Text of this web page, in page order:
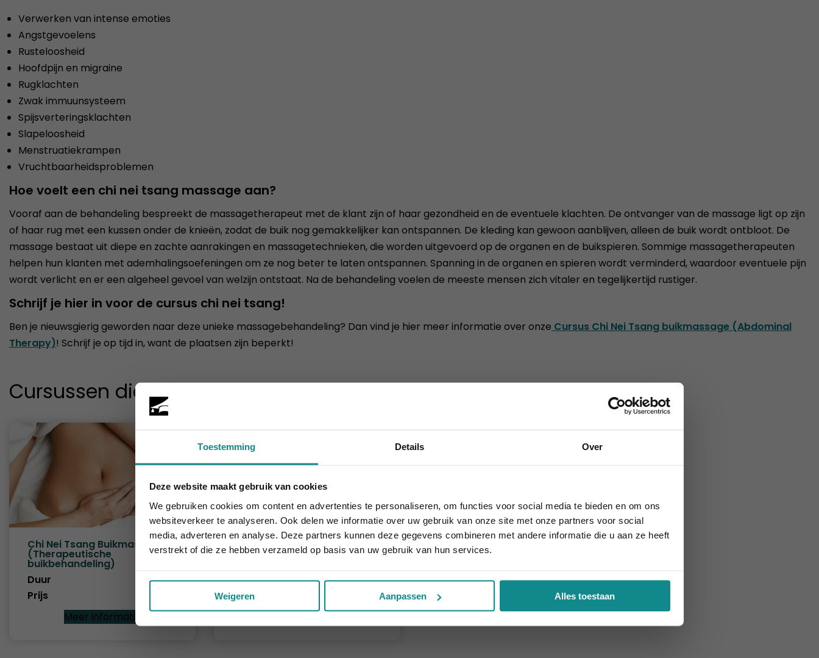
Toestemming Details Over
Deze website maakt gebruik van cookies
We gebruiken cookies om content en advertenties te personaliseren, om functies voor social media te bieden en om ons
websiteverkeer te analyseren. Ook delen we informatie over uw gebruik van onze site met onze partners voor social
media, adverteren en analyse. Deze partners kunnen deze gegevens combineren met andere informatie die u aan ze heeft
verstrekt of die ze hebben verzameld op basis van uw gebruik van hun services.
Weigeren Aanpassen Alles toestaan
Verwerken van intense emoties
Angstgevoelens
Rusteloosheid
Hoofdpijn en migraine
Rugklachten
Zwak immuunsysteem
Spijsverteringsklachten
Slapeloosheid
Menstruatiekrampen
Vruchtbaarheidsproblemen
Hoe voelt een chi nei tsang massage aan?
Vooraf aan de behandeling bespreekt de massagetherapeut met de klant zijn of haar gezondheid en de eventuele klachten. De ontvanger van de massage ligt op zijn
of haar rug met een kussen onder de knieën, zodat de buik nog gemakkelijker kan ontspannen. De kleding kan gewoon aanblijven, alleen de buik wordt ontbloot. De
massage bestaat uit diepe en zachte aanrakingen en massagetechnieken, die worden uitgevoerd op de organen en de buikspieren. Sommige massagetherapeuten
helpen hun klanten met ademhalingsoefeningen om ze nog beter te laten ontspannen. Spanning in de organen en spieren wordt verminderd, waardoor eventuele pijn
wordt verlicht en er een algeheel gevoel van welzijn ontstaat. Na de behandeling voelen de meeste mensen zich vitaler en tegelijkertijd rustiger.
Schrijf je hier in voor de cursus chi nei tsang!
Ben je nieuwsgierig geworden naar deze unieke massagebehandeling? Dan vind je hier meer informatie over onze Cursus Chi Nei Tsang buikmassage (Abdominal
Therapy)! Schrijf je op tijd in, want de plaatsen zijn beperkt!
Cursussen die je mogelijk ook interesseren
Chi Nei Tsang Buikmassage
(Therapeutische
buikbehandeling)
Duur
2 dagen
Prijs
Meer informatie
Meridianen- en elementenleer
De hittegolf houdt aan... onze actie ook! 10% korting verlengd t.e.m. 7 augustus 2026.
Sluiten